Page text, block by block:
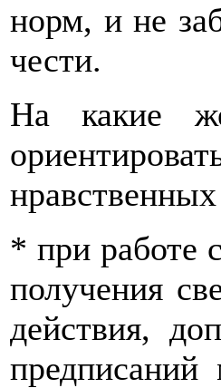
норм, и не
чести.
На какие
* при работе
получения
действия,
предписаний